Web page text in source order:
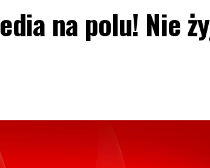
na polu! Nie